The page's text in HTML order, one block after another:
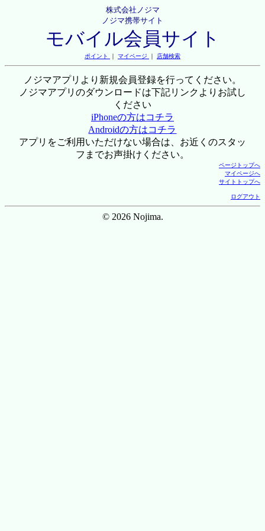
株式会社ノジマ
ノジマ携帯サイト
モバイル会員サイト
ポイント ｜ マイページ ｜ 店舗検索
ノジマアプリより新規会員登録を行ってください。
ノジマアプリのダウンロードは下記リンクよりお試し
ください
iPhoneの方はコチラ
Androidの方はコチラ
アプリをご利用いただけない場合は、お近くのスタッ
フまでお声掛けください。
ページトップへ
マイページへ
サイトトップへ
ログアウト
© 2026 Nojima.